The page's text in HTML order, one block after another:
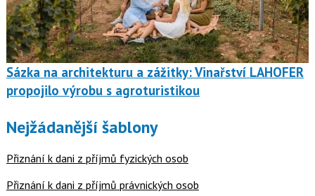
Sázka na architekturu a zážitky: Vinařství LAHOFER
propojilo výrobu s agroturistikou
Nejžádanější šablony
Přiznání k dani z příjmů fyzických osob
Přiznání k dani z příjmů právnických osob